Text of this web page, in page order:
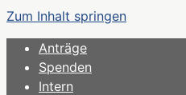
Zum Inhalt springen
Anträge
Spenden
Intern